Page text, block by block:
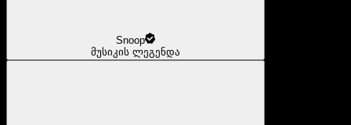
Snoop
მუსიკის ლეგენდა